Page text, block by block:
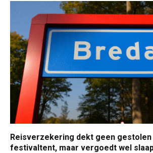
Reisverzekering dekt geen
festivaltent, maar vergoedt wel